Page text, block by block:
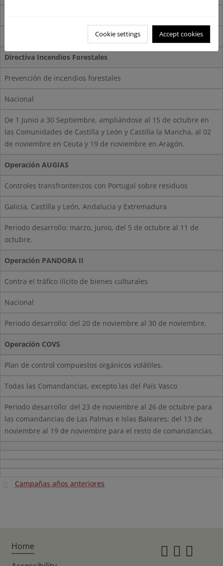
Periodo desarrollo: del 11 de diciembre al 17 de diciembre.
Directiva Incendios Forestales
Prevención de incendios forestales
Nacional
De 1 Junio a 30 Septiembre, ampliándose al 15 de octubre en
las Comunidades de Castilla y León y Castilla la Mancha, al 02
de noviembre en Ceuta y 19 de noviembre en Aragón.
Operación AUGIAS
Controles transfronterizos con Portugal sobre residuos
Galicia, Castilla y León, Andalucia y Extremadura
Periodo desarrollo: marzo, junio, del 5 de octubre al 11 de
octubre.
Operación PANDORA II
Contra el tráfico ilícito de bienes culturales
Nacional
Periodo desarrollo: del 20 de noviembre al 30 de noviembre.
Operación COVS
Plan de control compuestos orgánicos volátiles.
Todas las Comandancias, excepto las del País Vasco
Periodo desarrollo: del 23 de noviembre al 26 de octubre para
las comandancias de Las Palmas e Islas Baleares; del 13 de
noviembre al 19 de noviembre para el resto de comandancias.
Campañas años anteriores
Cookie settings Accept cookies
Home